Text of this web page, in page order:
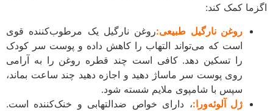
اگزما کمک کند:
روغن نارگیل طبیعی: روغن نارگیل یک مرطوب‌کننده قوی
است که می‌تواند التهاب را کاهش داده و پوست سر کودک
را تسکین دهد. کافی است چند قطره روغن را به آرامی
روی پوست سر ماساژ دهید و اجازه دهید چند ساعت بماند،
سپس با شامپوی ملایم شسته شود.
ژل آلوئه‌ورا: ، دارای خواص ضدالتهابی و خنک‌کننده است.